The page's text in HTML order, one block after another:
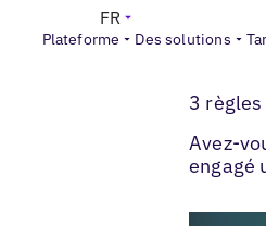
Plateforme Des solutions
FR
Blogs>
3
Avez-
engagé